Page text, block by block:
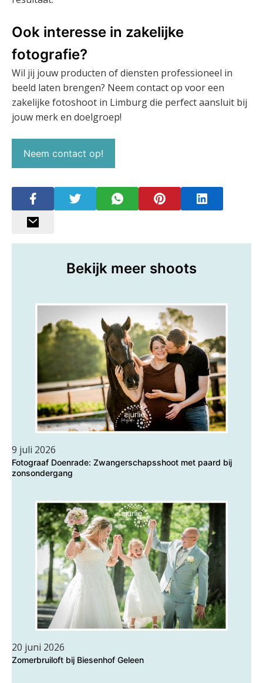
Ook interesse in zakelijke
fotografie?
Wil jij jouw producten of diensten professioneel in
beeld laten brengen? Neem contact op voor een
zakelijke fotoshoot in Limburg die perfect aansluit bij
jouw merk en doelgroep!
Neem contact op!
Bekijk meer shoots
9 juli 2026
Fotograaf Doenrade: Zwangerschapsshoot met paard bij
zonsondergang
20 juni 2026
Zomerbruiloft bij Biesenhof Geleen